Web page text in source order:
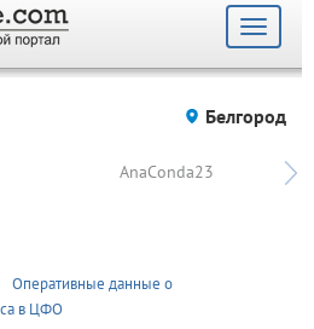
Toggle
Белгород
AnaConda23
Оперативные данные о
в ЦФО